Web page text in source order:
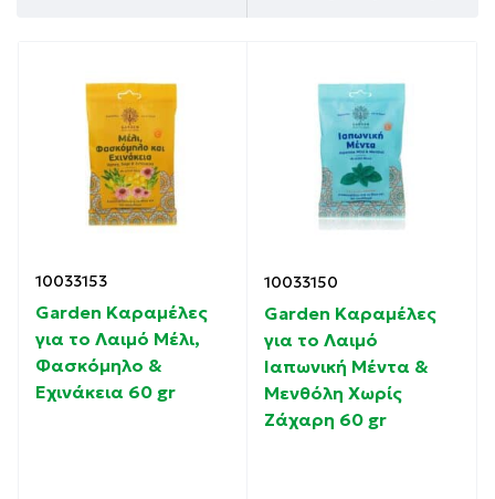
10033153
Garden Καραμέλες
για το Λαιμό Μέλι,
Φασκόμηλο &
Εχινάκεια 60 gr
10033150
Garden Καραμέλες
για το Λαιμό
Ιαπωνική Μέντα &
Μενθόλη Χωρίς
Ζάχαρη 60 gr